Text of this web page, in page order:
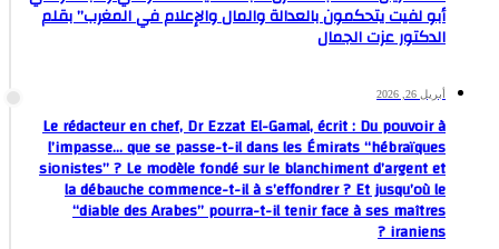
أبو لفيت يتحكمون بالعدالة والمال والإعلام في المغرب” بقلم
الدكتور عزت الجمال
أبريل 26, 2026
Le rédacteur en chef, Dr Ezzat El-Gamal, écrit : Du pouvoir à
l’impasse… que se passe-t-il dans les Émirats “hébraïques
sionistes” ? Le modèle fondé sur le blanchiment d’argent et
la débauche commence-t-il à s’effondrer ? Et jusqu’où le
“diable des Arabes” pourra-t-il tenir face à ses maîtres
iraniens ?